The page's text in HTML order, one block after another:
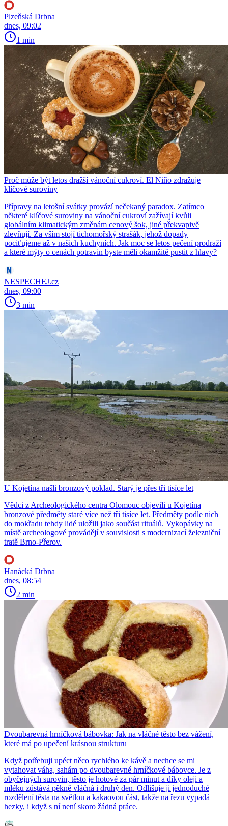
Plzeňská Drbna
dnes, 09:02
1 min
Proč může být letos dražší vánoční cukroví. El Niño zdražuje
klíčové suroviny
Přípravy na letošní svátky provází nečekaný paradox. Zatímco
některé klíčové suroviny na vánoční cukroví zažívají kvůli
globálním klimatickým změnám cenový šok, jiné překvapivě
zlevňují. Za vším stojí tichomořský strašák, jehož dopady
pociťujeme až v našich kuchyních. Jak moc se letos pečení prodraží
a které mýty o cenách potravin byste měli okamžitě pustit z hlavy?
NESPECHEJ.cz
dnes, 09:00
3 min
U Kojetína našli bronzový poklad. Starý je přes tři tisíce let
Vědci z Archeologického centra Olomouc objevili u Kojetína
bronzové předměty staré více než tři tisíce let. Předměty podle nich
do mokřadu tehdy lidé uložili jako součást rituálů. Vykopávky na
místě archeologové provádějí v souvislosti s modernizací železniční
tratě Brno-Přerov.
Hanácká Drbna
dnes, 08:54
2 min
Dvoubarevná hrníčková bábovka: Jak na vláčné těsto bez vážení,
které má po upečení krásnou strukturu
Když potřebuji upéct něco rychlého ke kávě a nechce se mi
vytahovat váha, sahám po dvoubarevné hrníčkové bábovce. Je z
obyčejných surovin, těsto je hotové za pár minut a díky oleji a
mléku zůstává pěkně vláčná i druhý den. Odlišuje ji jednoduché
rozdělení těsta na světlou a kakaovou část, takže na řezu vypadá
hezky, i když s ní není skoro žádná práce.